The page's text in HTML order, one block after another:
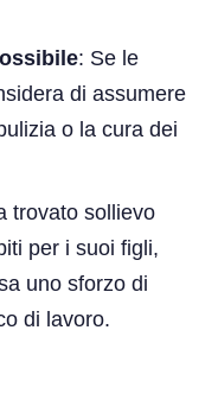
: Se le
di assumere
o la cura dei
trovato sollievo
per i suoi figli,
uno sforzo di
di lavoro.